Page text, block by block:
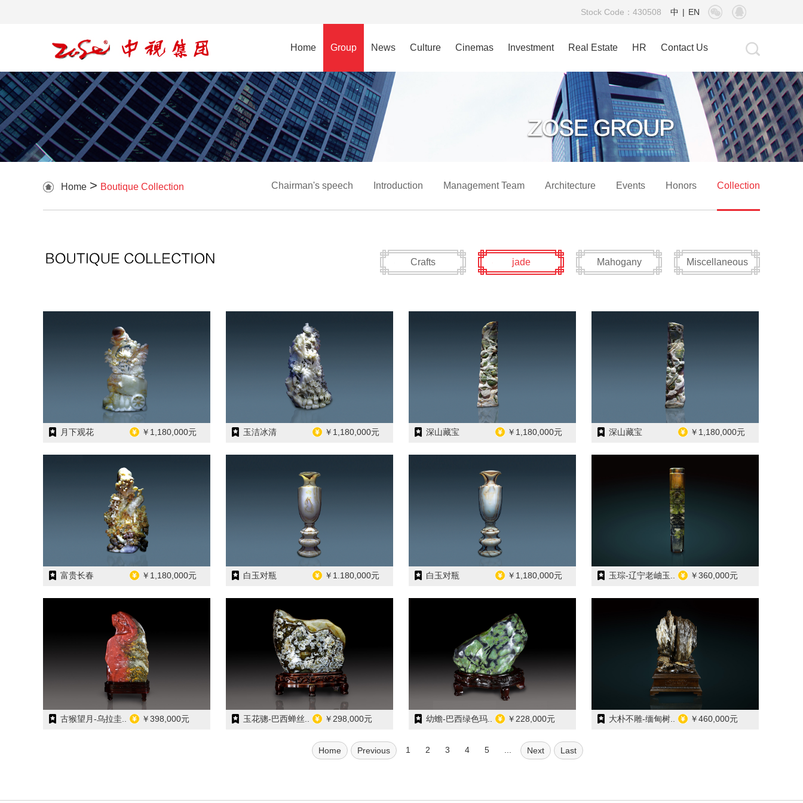
Stock Code：430508 中 | EN
Home Group News Culture Cinemas Investment Real Estate HR Contact Us
Home > Boutique Collection Chairman's speech Introduction Management Team Architecture Events Honors Collection
Crafts jade Mahogany Miscellaneous
月下观花 ￥1,180,000元 玉洁冰清 ￥1,180,000元 深山藏宝 ￥1,180,000元 深山藏宝 ￥1,180,000元
富贵长春 ￥1,180,000元 白玉对瓶 ￥1.180,000元 白玉对瓶 ￥1,180,000元 玉琮-辽宁老岫玉.. ￥360,000元
古猴望月-乌拉圭.. ￥398,000元 玉花骢-巴西蝉丝.. ￥298,000元 幼蟾-巴西绿色玛.. ￥228,000元 大朴不雕-缅甸树.. ￥460,000元
Home Previous 1 2 3 4 5 Next Last